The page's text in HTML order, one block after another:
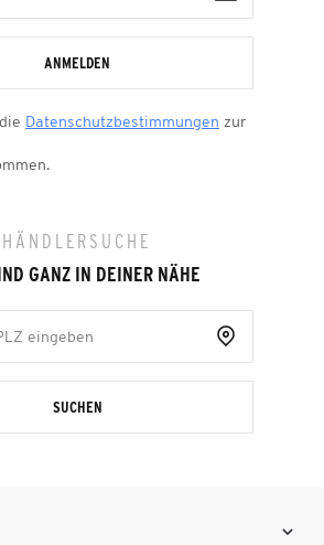
ANMELDEN
Datenschutzbestimmungen zur
HÄNDLERSUCHE
GANZ IN DEINER NÄHE
SUCHEN